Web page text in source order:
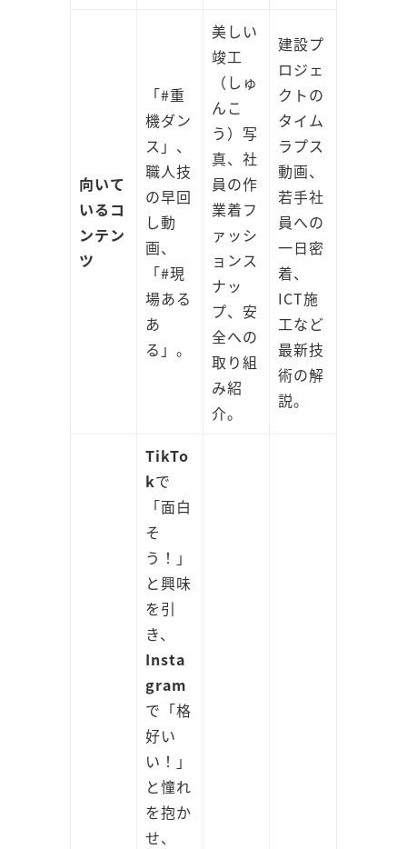
向いて
いるコ
ンテン
ツ
「#重
機ダン
ス」、
職人技
の早回
し動
画、
「#現
場ある
あ
る」。
美しい
竣工
（しゅ
んこ
う）写
真、社
員の作
業着フ
ァッシ
ョンス
ナッ
プ、安
全への
取り組
み紹
介。
建設プ
ロジェ
クトの
タイム
ラプス
動画、
若手社
員への
一日密
着、
ICT施
工など
最新技
術の解
説。
TikTo
kで
「面白
そ
う！」
と興味
を引
き、
Insta
gram
で「格
好い
い！」
と憧れ
を抱か
せ、